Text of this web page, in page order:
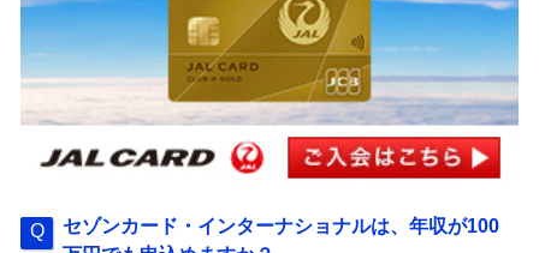
セゾンカード・インターナショナルは、年収が100